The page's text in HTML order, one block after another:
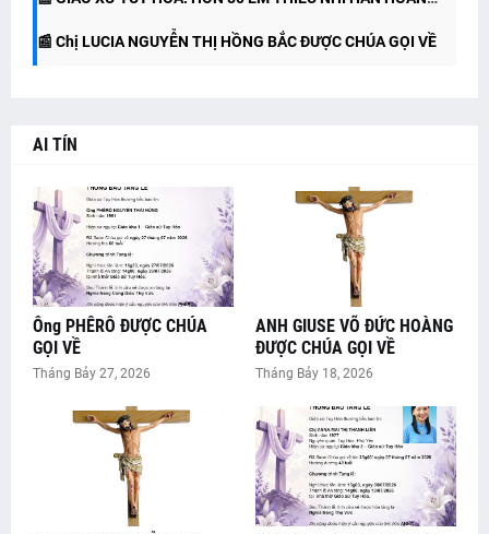
RƯỚC LỄ LẦN ĐẦU
📰 Chị LUCIA NGUYỄN THỊ HỒNG BẮC ĐƯỢC CHÚA GỌI VỀ
AI TÍN
Ông PHÊRÔ ĐƯỢC CHÚA
GỌI VỀ
Tháng Bảy 27, 2026
ANH GIUSE VÕ ĐỨC HOÀNG
ĐƯỢC CHÚA GỌI VỀ
Tháng Bảy 18, 2026